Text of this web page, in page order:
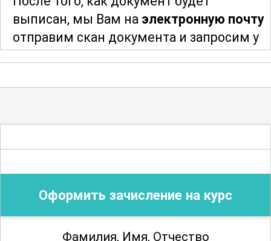
профессиюи стать
высококвалифицированным
специалистом в области кремации.
выписан, мы Вам на электронную почту
отправим скан документа и запросим у
Вас адрес и индекс для отправки
мы сообщим Вам трек-номер для
документа об образовании.
Благодарим за сотрудничество!
Оформить зачисление на курс
Фамилия, Имя, Отчество